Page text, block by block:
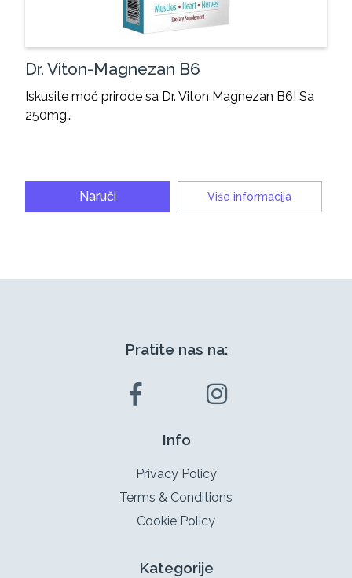
Dr. Viton-Magnezan B6
Iskusite moć prirode sa Dr. Viton Magnezan B6! Sa
250mg…
Naruči Više informacija
Pratite nas na:
Info
Privacy Policy
Terms & Conditions
Cookie Policy
Kategorije